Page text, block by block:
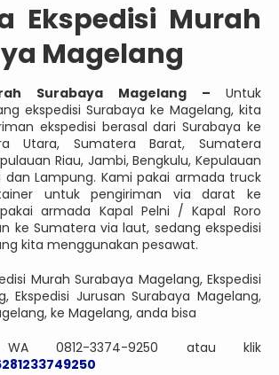
Ekspedisi Murah
Magelang
Surabaya Magelang – Untuk
ekspedisi Surabaya ke Magelang, kita
ekspedisi berasal dari Surabaya ke
Utara, Sumatera Barat, Sumatera
Riau, Jambi, Bengkulu, Kepulauan
dan Lampung. Kami pakai armada truck
untuk pengiriman via darat ke
armada Kapal Pelni / Kapal Roro
ke Sumatera via laut, sedang ekspedisi
kita menggunakan pesawat.
Murah Surabaya Magelang, Ekspedisi
Ekspedisi Jurusan Surabaya Magelang,
ke Magelang, anda bisa
0812-3374-9250 atau klik